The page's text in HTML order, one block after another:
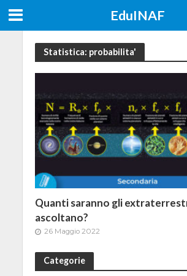
EduINAF
Statistica: probabilita'
Quanti saranno gli
ascoltano?
26 Maggio 2022
Categorie